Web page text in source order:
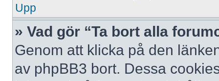
Upp
» Vad gör “Ta bort alla
Genom att klicka på den
av phpBB3 bort. Dessa